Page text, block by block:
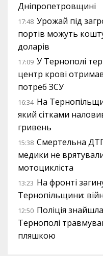
Дніпропетровщині
17:48 Урожай під
портів можуть
доларів
17:09 У Тернополі
центр крові
потреб ЗСУ
16:34 На
який сітками
гривень
15:38 Смертельна
медики не
мотоцикліста
13:23 На фронті
Тернопільщини:
12:50 Поліція
Тернополі
пляшкою